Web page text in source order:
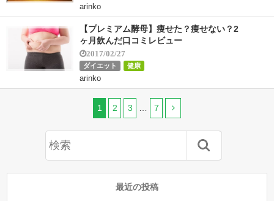
arinko
【プレミアム酵母】痩せた？痩せない？2
ヶ月飲んだ口コミレビュー
2017/02/27
ダイエット 健康
arinko
1 2 3 7
最近の投稿